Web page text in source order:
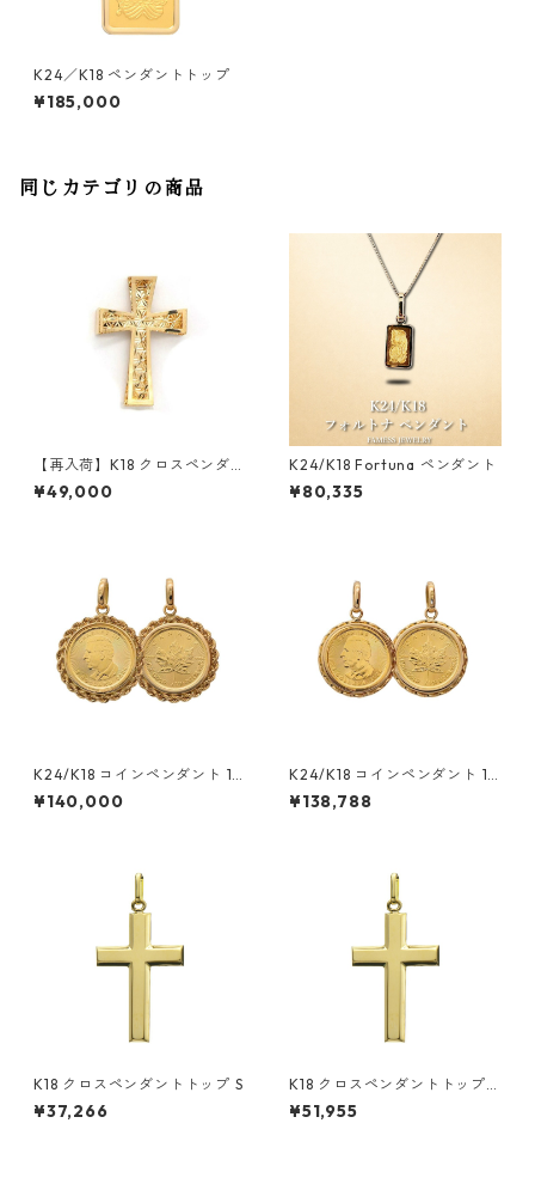
K24／K18 ペンダントトップ
¥185,000
同じカテゴリの商品
【再入荷】K18 クロスペンダン
ト
¥49,000
K24/K18 Fortuna ペンダント
¥80,335
K24/K18 コインペンダント 1/1
0
¥140,000
K24/K18 コインペンダント 1/1
0
¥138,788
K18 クロスペンダントトップ S
¥37,266
K18 クロスペンダントトップ
M
¥51,955